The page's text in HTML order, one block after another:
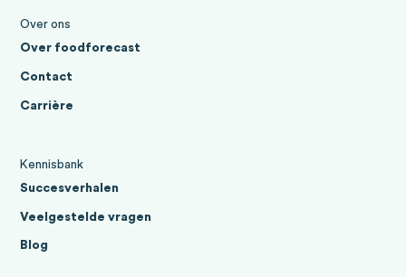
Over ons
Over foodforecast
Contact
Carrière
Kennisbank
Succesverhalen
Veelgestelde vragen
Blog